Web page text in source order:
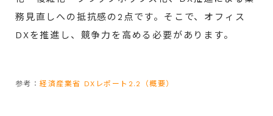
務見直しへの抵抗感の2点です。そこで、オフィス
DXを推進し、競争力を高める必要があります。
参考：経済産業省 DXレポート2.2（概要）